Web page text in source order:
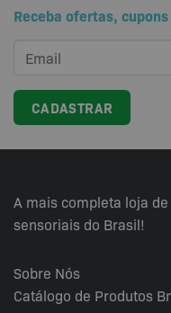
Receba ofertas,
A mais completa loja
sensoriais do Brasil!
Sobre Nós
Catálogo de Produtos